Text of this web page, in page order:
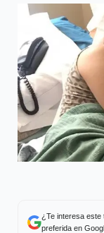
¿Te interesa este
preferida en